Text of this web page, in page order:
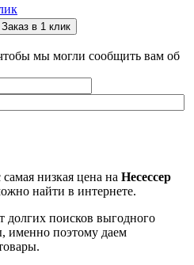
Заказ в 1 клик
мы могли сообщить вам об
низкая цена на Несессер
найти в интернете.
долгих поисков выгодного
именно поэтому даем